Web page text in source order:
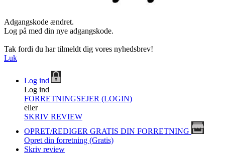
Adgangskode ændret.
Log på med din nye adgangskode.
Tak fordi du har tilmeldt dig vores nyhedsbrev!
Luk
Log ind
Log ind
FORRETNINGSEJER (LOGIN)
eller
SKRIV REVIEW
OPRET/REDIGER GRATIS DIN FORRETNING
Opret din forretning (Gratis)
Skriv review